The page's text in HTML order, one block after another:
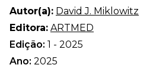
Autor(a): David J. Miklowitz
Editora: ARTMED
Edição: 1 - 2025
Ano: 2025